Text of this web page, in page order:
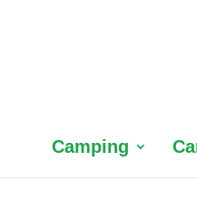
Camping